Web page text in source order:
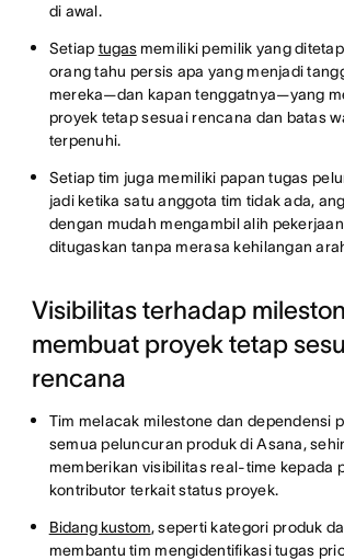
di awal.
Setiap tugasmemiliki pemilik yang
orang tahu persis apa yang menjadi
mereka—dan kapan tenggatnya—yang
proyek tetap sesuai rencana dan batas
terpenuhi.
Setiap tim juga memiliki papan tugas
jadi ketika satu anggota tim tidak ada,
dengan mudah mengambil alih
ditugaskan tanpa merasa kehilangan
Visibilitas terhadap
membuat proyek tetap
rencana
Tim melacak milestone dan dependensi
semua peluncuran produk di Asana,
memberikan visibilitas real-time kepada
kontributor terkait status proyek.
Bidang kustom, seperti kategori produk
membantu tim mengidentifikasi tugas